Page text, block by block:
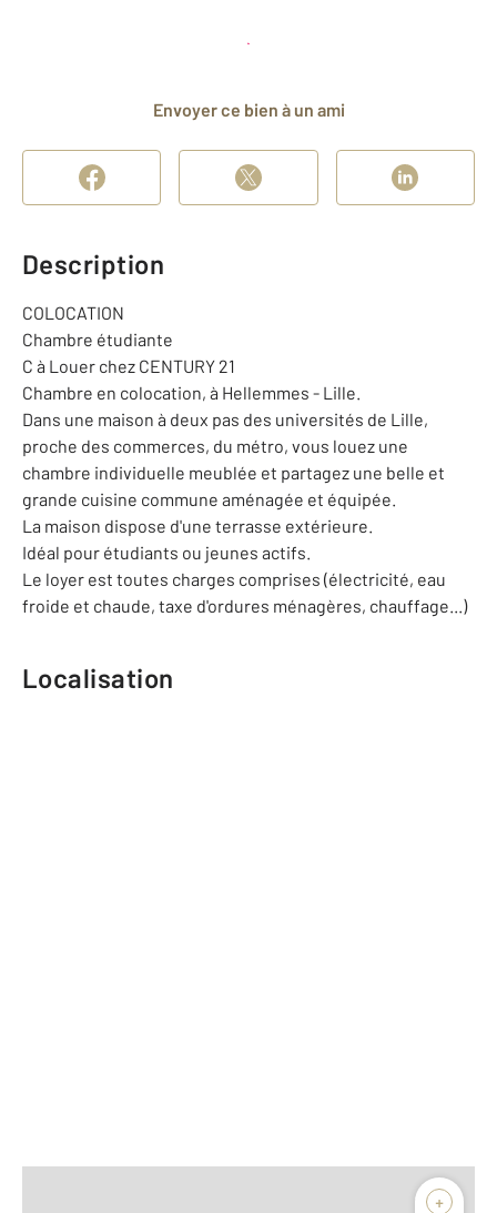
Envoyer ce bien à un ami
Description
COLOCATION
Chambre étudiante
C à Louer chez CENTURY 21
Chambre en colocation, à Hellemmes - Lille.
Dans une maison à deux pas des universités de Lille,
proche des commerces, du métro, vous louez une
chambre individuelle meublée et partagez une belle et
grande cuisine commune aménagée et équipée.
La maison dispose d'une terrasse extérieure.
Idéal pour étudiants ou jeunes actifs.
Le loyer est toutes charges comprises (électricité, eau
froide et chaude, taxe d'ordures ménagères, chauffage...)
Localisation
+